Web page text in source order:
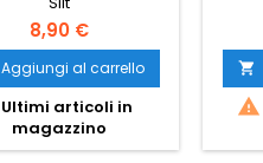
8,90 €
Aggiungi al carrello
Ultimi articoli in
magazzino

